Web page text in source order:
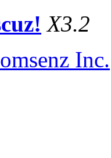
X3.2
Inc.